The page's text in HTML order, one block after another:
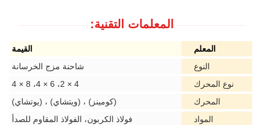
المعلمات التقنية:
المعلم
القيمة
النوع
شاحنة مزج الخرسانة
نوع المحرك
4 × 2، 6 × 4، 8 × 4
المحرك
(كومينز) ، (ويتشاي) ، (يوتشاي)
المواد
فولاذ الكربون، الفولاذ المقاوم للصدأ